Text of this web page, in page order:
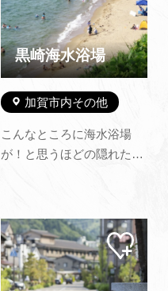
黒崎海水浴場
加賀市内その他
こんなところに海水浴場
が！と思うほどの隠れたと
分で海水浴が楽しめます。
また、海水浴と言えば砂浜
と思っているあなたは行っ
マイ
ペー
ジに
追加